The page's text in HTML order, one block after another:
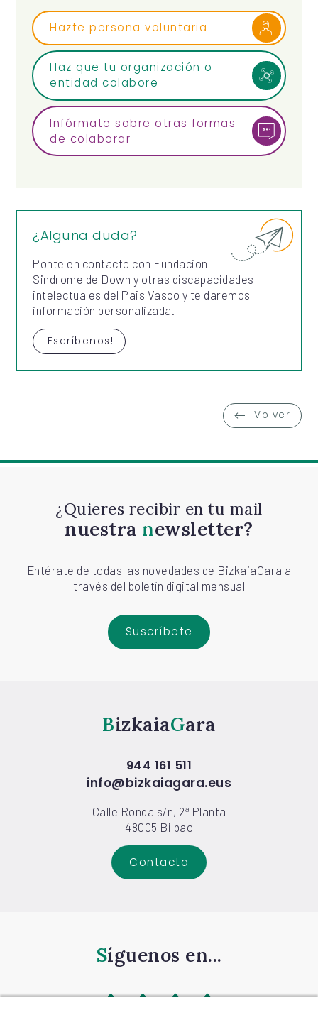
Hazte persona voluntaria
Haz que tu organización o
entidad colabore
Infórmate sobre otras formas
de colaborar
¿Alguna duda?
Ponte en contacto con Fundacion
Sindrome de Down y otras discapacidades
intelectuales del Pais Vasco y te daremos
información personalizada.
¡Escríbenos!
Volver
¿Quieres recibir en tu mail
nuestra newsletter?
Entérate de todas las novedades de BizkaiaGara a
través del boletín digital mensual
Suscríbete
Bizkaia Gara
944 161 511
info@bizkaiagara.eus
Calle Ronda s/n, 2ª Planta
48005 Bilbao
Contacta
Síguenos en...